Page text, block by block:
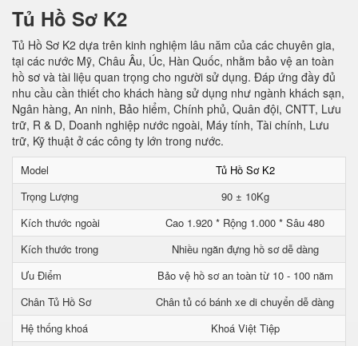
Tủ Hồ Sơ K2
Tủ Hồ Sơ K2 dựa trên kinh nghiệm lâu năm của các chuyên gia,
tại các nước Mỹ, Châu Âu, Úc, Hàn Quốc, nhằm bảo vệ an toàn
hồ sơ và tài liệu quan trọng cho người sử dụng. Đáp ứng đầy đủ
nhu cầu cần thiết cho khách hàng sử dụng như ngành khách sạn,
Ngân hàng, An ninh, Bảo hiểm, Chính phủ, Quân đội, CNTT, Lưu
trữ, R & D, Doanh nghiệp nước ngoài, Máy tính, Tài chính, Lưu
trữ, Kỹ thuật ở các công ty lớn trong nước.
Model
Tủ Hồ Sơ K2
Trọng Lượng
90 ± 10Kg
Kích thước ngoài
Cao 1.920 * Rộng 1.000 * Sâu 480
Kích thước trong
Nhiều ngăn đựng hồ sơ dễ dàng
Ưu Điểm
Bảo vệ hồ sơ an toàn từ 10 - 100 năm
Chân Tủ Hồ Sơ
Chân tủ có bánh xe di chuyển dễ dàng
Hệ thống khoá
Khoá Việt Tiệp